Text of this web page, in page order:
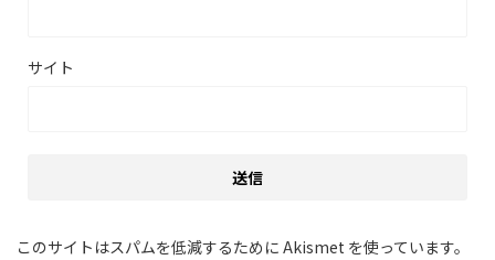
サイト
このサイトはスパムを低減するために Akismet を使っています。